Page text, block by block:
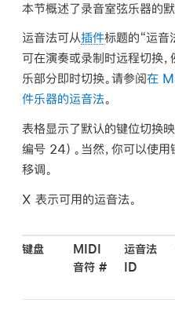
本节概述了录音室弦乐器的默
运音法可从插件标题的“运音
可在演奏或录制时远程切换
乐部分即时切换。请参阅在
件乐器的运音法。
表格显示了默认的键位切换
编号 24）。当然，你可以使
移调。
X 表示可用的运音法。
键盘
MIDI
音符 #
运音法
ID